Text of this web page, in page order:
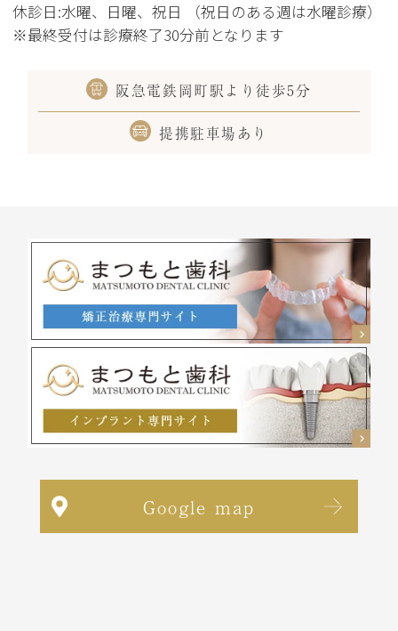
休診日:水曜、日曜、祝日 （祝日のある週は水曜診療）
※最終受付は診療終了30分前となります
阪急電鉄岡町駅より徒歩5分
提携駐車場あり
Google map